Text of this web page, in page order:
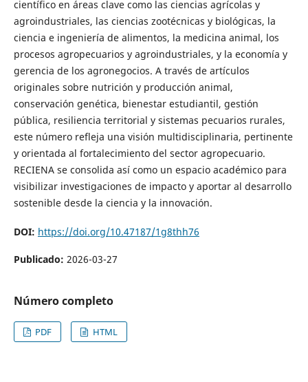
científico en áreas clave como las ciencias agrícolas y
agroindustriales, las ciencias zootécnicas y biológicas, la
ciencia e ingeniería de alimentos, la medicina animal, los
procesos agropecuarios y agroindustriales, y la economía y
gerencia de los agronegocios. A través de artículos
originales sobre nutrición y producción animal,
conservación genética, bienestar estudiantil, gestión
pública, resiliencia territorial y sistemas pecuarios rurales,
este número refleja una visión multidisciplinaria, pertinente
y orientada al fortalecimiento del sector agropecuario.
RECIENA se consolida así como un espacio académico para
visibilizar investigaciones de impacto y aportar al desarrollo
sostenible desde la ciencia y la innovación.
DOI: https://doi.org/10.47187/1g8thh76
Publicado: 2026-03-27
Número completo
PDF HTML